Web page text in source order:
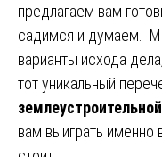
предлагаем вам
садимся и думаем.
варианты исхода
тот уникальный
вам выиграть именно